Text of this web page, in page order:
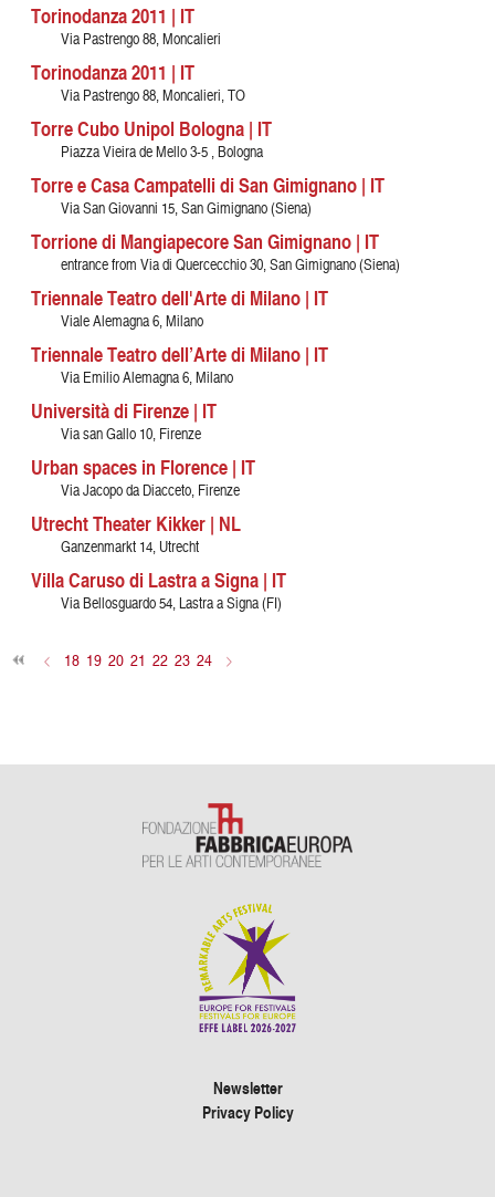
Torinodanza 2011 | IT
Via Pastrengo 88, Moncalieri
Torinodanza 2011 | IT
Via Pastrengo 88, Moncalieri, TO
Torre Cubo Unipol Bologna | IT
Piazza Vieira de Mello 3-5 , Bologna
Torre e Casa Campatelli di San Gimignano | IT
Via San Giovanni 15, San Gimignano (Siena)
Torrione di Mangiapecore San Gimignano | IT
entrance from Via di Quercecchio 30, San Gimignano (Siena)
Triennale Teatro dell'Arte di Milano | IT
Viale Alemagna 6, Milano
Triennale Teatro dell’Arte di Milano | IT
Via Emilio Alemagna 6, Milano
Università di Firenze | IT
Via san Gallo 10, Firenze
Urban spaces in Florence | IT
Via Jacopo da Diacceto, Firenze
Utrecht Theater Kikker | NL
Ganzenmarkt 14, Utrecht
Villa Caruso di Lastra a Signa | IT
Via Bellosguardo 54, Lastra a Signa (FI)
< 18 19 20 21 22 23 24 >
Newsletter
Privacy Policy